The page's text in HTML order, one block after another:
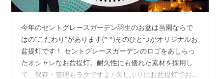
今年のセントグレースガーデン羽生のお盆は当園ならで
はの“こだわり”があります(^ ^)そのひとつがオリジナルお
盆提灯です！ セントグレースガーデンのロゴをあしらっ
たオシャレなお盆提灯。耐久性にも優れた素材を採用し
て、保存・管理もラクですよ♪ 久しぶりにお盆提灯でお迎